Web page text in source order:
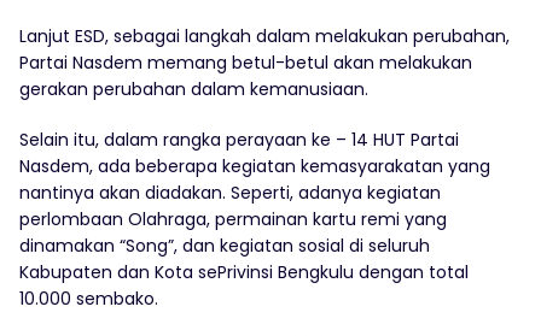
Lanjut ESD, sebagai langkah dalam melakukan perubahan,
Partai Nasdem memang betul-betul akan melakukan
gerakan perubahan dalam kemanusiaan.
Selain itu, dalam rangka perayaan ke – 14 HUT Partai
Nasdem, ada beberapa kegiatan kemasyarakatan yang
nantinya akan diadakan. Seperti, adanya kegiatan
perlombaan Olahraga, permainan kartu remi yang
dinamakan “Song”, dan kegiatan sosial di seluruh
Kabupaten dan Kota sePrivinsi Bengkulu dengan total
10.000 sembako.